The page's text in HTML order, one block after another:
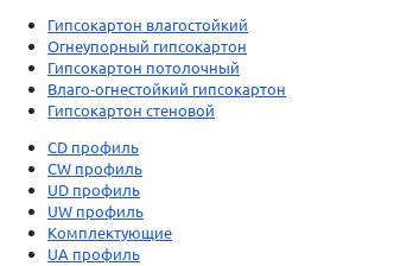
Гипсокартон влагостойкий
Огнеупорный гипсокартон
Гипсокартон потолочный
Влаго-огнестойкий гипсокартон
Гипсокартон стеновой
CD профиль
CW профиль
UD профиль
UW профиль
Комплектующие
UA профиль